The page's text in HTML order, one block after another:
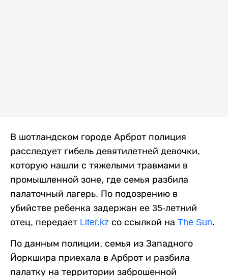
В шотландском городе Арброт полиция
расследует гибель девятилетней девочки,
которую нашли с тяжелыми травмами в
промышленной зоне, где семья разбила
палаточный лагерь. По подозрению в
убийстве ребенка задержан ее 35-летний
отец, передает Liter.kz со ссылкой на The Sun.
По данным полиции, семья из Западного
Йоркшира приехала в Арброт и разбила
палатку на территории заброшенной